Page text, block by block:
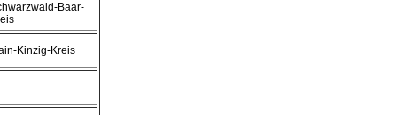
Baar-
Kinzig-Kreis